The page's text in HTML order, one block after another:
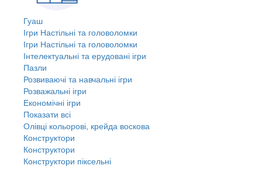
Гуаш
Ігри Настільні та головоломки
Ігри Настільні та головоломки
Інтелектуальні та ерудовані ігри
Пазли
Розвиваючі та навчальні ігри
Розважальні ігри
Економічні ігри
Показати всі
Олівці кольорові, крейда воскова
Конструктори
Конструктори
Конструктори піксельні